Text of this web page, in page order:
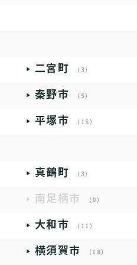
二宮町 （3）
秦野市 （5）
平塚市 （15）
真鶴町 （3）
南足柄市 （0）
大和市 （11）
横須賀市 （18）